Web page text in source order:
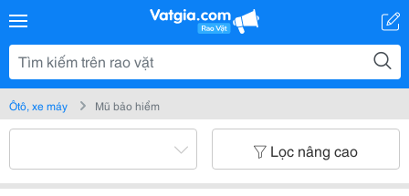
Ôtô, xe máy Mũ bảo hiểm
Lọc nâng cao